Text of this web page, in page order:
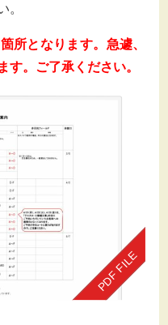
。
所となります。急遽、
す。ご了承ください。